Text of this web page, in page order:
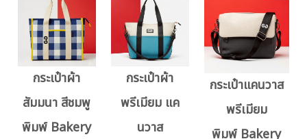
กระเป๋าผ้า
สัมมนา สีชมพู
พิมพ์ Bakery
กระเป๋าผ้า
พรีเมียม แค
นวาส
กระเป๋าแคนวาส
พรีเมียม
พิมพ์ Bakery